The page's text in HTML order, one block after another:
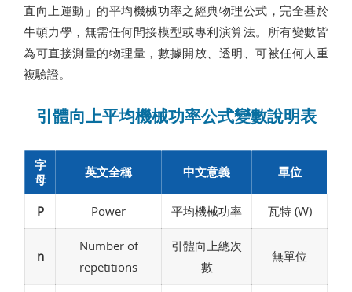
直向上運動」的平均機械功率之經典物理公式，完全基於
牛頓力學，無需任何間接模型或專利演算法。所有變數皆
為可直接測量的物理量，數據開放、透明、可被任何人重
複驗證。
引體向上平均機械功率公式變數說明表
字
母
英文全稱 中文意義 單位
P Power 平均機械功率 瓦特 (W)
n
Number of
repetitions
引體向上總次
數
無單位